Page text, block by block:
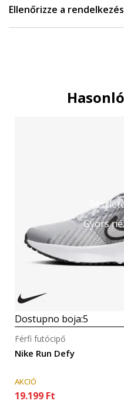
Ellenőrizze a
Gyors
Dostupno boja:5
Nike Run Defy
Férfi futócipő
AKCIÓ
19.199 Ft